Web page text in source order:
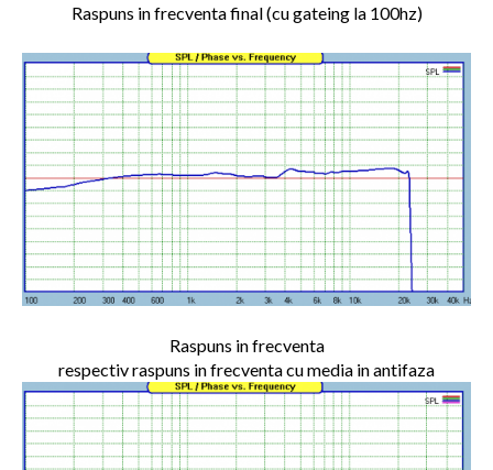
Raspuns in frecventa final (cu gateing la 100hz)
Raspuns in frecventa
respectiv raspuns in frecventa cu media in antifaza